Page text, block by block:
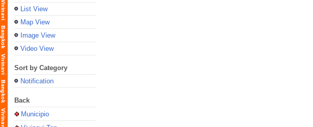
List View
Map View
Image View
Video View
Sort by Category
Notification
Back
Municipio